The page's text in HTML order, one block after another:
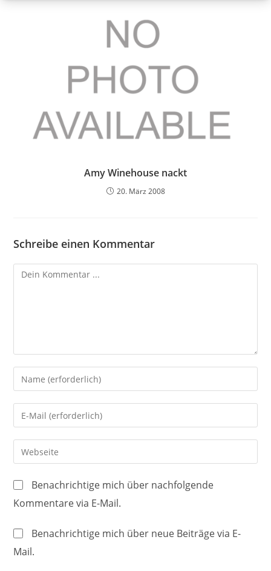
Amy Winehouse nackt
20. März 2008
Schreibe einen Kommentar
Kommentieren
Gib
deinen
Namen
oder
Benutzernamen
zum
ein
Gib
deine
E-
Mail-
zum
Kommentieren
Gib
deine
Website-
URL
ein
Benachrichtige mich über nachfolgende
Kommentare via E-Mail.
Benachrichtige mich über neue Beiträge via E-
Mail.